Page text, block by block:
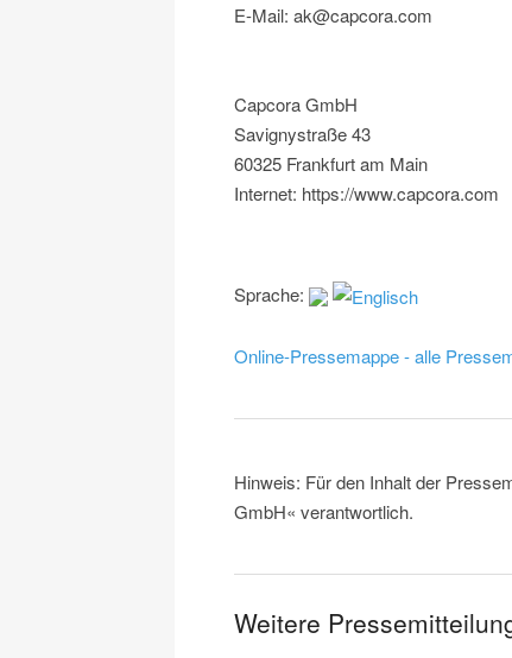
E-Mail: ak@capcora.com
Capcora GmbH
Savignystraße 43
60325 Frankfurt am Main
Internet: https://www.capcora.com
Sprache:
Online-Pressemappe - alle
Hinweis: Für den Inhalt der
GmbH« verantwortlich.
Weitere